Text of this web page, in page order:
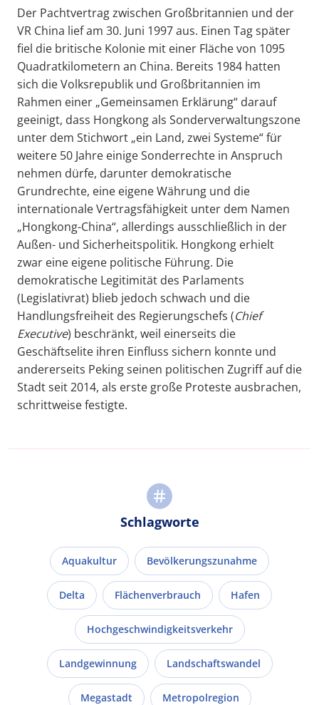
Der Pachtvertrag zwischen Großbritannien und der
VR China lief am 30. Juni 1997 aus. Einen Tag später
fiel die britische Kolonie mit einer Fläche von 1095
Quadratkilometern an China. Bereits 1984 hatten
sich die Volksrepublik und Großbritannien im
Rahmen einer „Gemeinsamen Erklärung“ darauf
geeinigt, dass Hongkong als Sonderverwaltungszone
unter dem Stichwort „ein Land, zwei Systeme“ für
weitere 50 Jahre einige Sonderrechte in Anspruch
nehmen dürfe, darunter demokratische
Grundrechte, eine eigene Währung und die
internationale Vertragsfähigkeit unter dem Namen
„Hongkong-China“, allerdings ausschließlich in der
Außen- und Sicherheitspolitik. Hongkong erhielt
zwar eine eigene politische Führung. Die
demokratische Legitimität des Parlaments
(Legislativrat) blieb jedoch schwach und die
Handlungsfreiheit des Regierungschefs (Chief
Executive) beschränkt, weil einerseits die
Geschäftselite ihren Einfluss sichern konnte und
andererseits Peking seinen politischen Zugriff auf die
Stadt seit 2014, als erste große Proteste ausbrachen,
schrittweise festigte.
Schlagworte
Aquakultur Bevölkerungszunahme
Delta Flächenverbrauch Hafen
Hochgeschwindigkeitsverkehr
Landgewinnung Landschaftswandel
Megastadt Metropolregion